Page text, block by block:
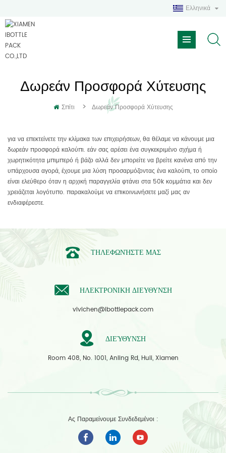
Ελληνικά
Δωρεάν Προσφορά Χύτευσης
Σπίτι > Δωρεάν Προσφορά Χύτευσης
για να επεκτείνετε την κλίμακα των επιχειρήσεων, θα θέλαμε να κάνουμε μια
δωρεάν προσφορά καλούπι. εάν σας αρέσει ένα συγκεκριμένο σχήμα ή
χωρητικότητα μπιμπερό ή βάζο αλλά δεν μπορείτε να βρείτε κανένα από την
υπάρχουσα αγορά, έχουμε μια λύση προσαρμόζοντας ένα καλούπι, το οποίο
είναι ελεύθερο όταν η αρχική παραγγελία φτάνει στα 50k κομμάτια και δεν
χρειάζεται λογότυπο. παρακαλούμε να επικοινωνήσετε μαζί μας αν
ενδιαφέρεστε.
ΤΗΛΕΦΩΝΉΣΤΕ ΜΑΣ
ΗΛΕΚΤΡΟΝΙΚΗ ΔΙΕΥΘΥΝΣΗ
vivichen@ibottlepack.com
ΔΙΕΎΘΥΝΣΗ
Room 408, No. 1001, Anling Rd, Huli, Xiamen
Ας Παραμείνουμε Συνδεδεμένοι :